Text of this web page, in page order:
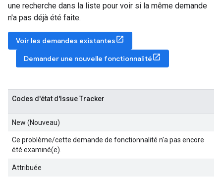
une recherche dans la liste pour voir si la même demande
n'a pas déjà été faite.
Voir les demandes existantes
Demander une nouvelle fonctionnalité
Codes d'état d'Issue Tracker
New (Nouveau)
Ce problème/cette demande de fonctionnalité n'a pas encore
été examiné(e).
Attribuée